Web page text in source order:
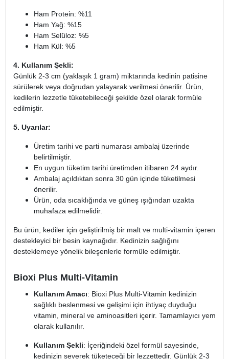
Ham Protein: %11
Ham Yağ: %15
Ham Selüloz: %5
Ham Kül: %5
4. Kullanım Şekli:
Günlük 2-3 cm (yaklaşık 1 gram) miktarında kedinin patisine
sürülerek veya doğrudan yalayarak verilmesi önerilir. Ürün,
kedilerin lezzetle tüketebileceği şekilde özel olarak formüle
edilmiştir.
5. Uyarılar:
Üretim tarihi ve parti numarası ambalaj üzerinde
belirtilmiştir.
En uygun tüketim tarihi üretimden itibaren 24 aydır.
Ambalaj açıldıktan sonra 30 gün içinde tüketilmesi
önerilir.
Ürün, oda sıcaklığında ve güneş ışığından uzakta
muhafaza edilmelidir.
Bu ürün, kediler için geliştirilmiş bir malt ve multi-vitamin içeren
destekleyici bir besin kaynağıdır. Kedinizin sağlığını
desteklemeye yönelik bileşenlerle formüle edilmiştir.
Bioxi Plus Multi-Vitamin
Kullanım Amacı: Bioxi Plus Multi-Vitamin kedinizin
sağlıklı beslenmesi ve gelişimi için ihtiyaç duyduğu
vitamin, mineral ve aminoasitleri içerir. Tamamlayıcı yem
olarak kullanılır.
Kullanım Şekli: İçeriğindeki özel formül sayesinde,
kedinizin severek tüketeceği bir lezzettedir. Günlük 2-3